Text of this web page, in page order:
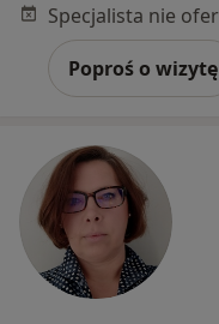
Poproś o wizytę